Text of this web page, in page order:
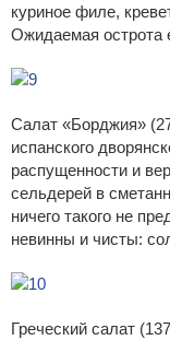
куриное филе,
Ожидаемая острота
Салат «Борджия»
испанского
распущенности и
сельдерей в
ничего такого не
невинны и чисты:
Греческий салат